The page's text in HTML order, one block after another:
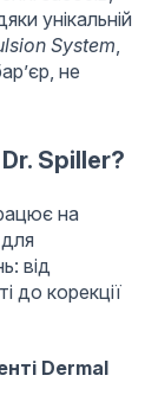
унікальній
System,
не
Spiller?
на
від
до корекції
Dermal